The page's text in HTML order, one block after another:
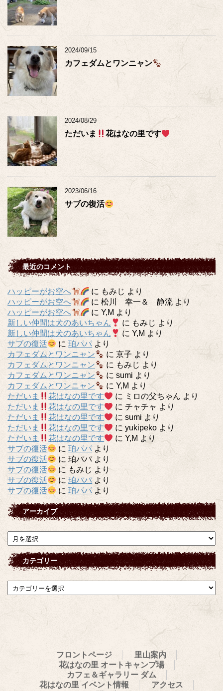
2024/09/15
カフェダムとワンニャン
2024/08/29
ただいま 花はなの里です
2023/06/16
サブの復活
最近のコメント
ハッピーがお空へ に もみじ より
ハッピーがお空へ
に松川 幸一＆ 静流 より
ハッピーがお空へ
にY,M より
新しい仲間は犬のあいちゃん
に もみじ より
新しい仲間は犬のあいちゃん
にY,M より
サブの復活
に珀パパ より
カフェダムとワンニャン
に京子 より
カフェダムとワンニャン
に もみじ より
カフェダムとワンニャン
にsumi より
カフェダムとワンニャン
にY,M より
ただいま
花はなの里です に ミロの父ちゃん より
ただいま
花はなの里です にチャチャ より
ただいま
花はなの里です にsumi より
ただいま
花はなの里です にyukipeko より
ただいま
花はなの里です にY,M より
サブの復活
に珀パパ より
サブの復活
に珀パパより
サブの復活
に もみじ より
サブの復活
に珀パパ より
サブの復活
に珀パパ より
アーカイブ
ア
ー
カ
イ
カテゴリー
テ
フロントページ
里山案内
花はなの里 オートキャンプ場
カフェ＆ギャラリー ダム
花はなの里 イベント情報
アクセス